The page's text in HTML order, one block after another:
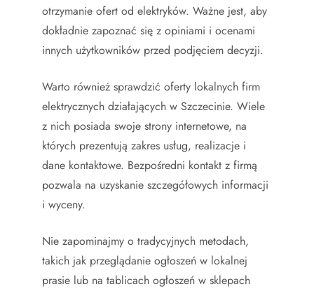
otrzymanie ofert od elektryków. Ważne jest, aby
dokładnie zapoznać się z opiniami i ocenami
innych użytkowników przed podjęciem decyzji.
Warto również sprawdzić oferty lokalnych firm
elektrycznych działających w Szczecinie. Wiele
z nich posiada swoje strony internetowe, na
których prezentują zakres usług, realizacje i
dane kontaktowe. Bezpośredni kontakt z firmą
pozwala na uzyskanie szczegółowych informacji
i wyceny.
Nie zapominajmy o tradycyjnych metodach,
takich jak przeglądanie ogłoszeń w lokalnej
prasie lub na tablicach ogłoszeń w sklepach